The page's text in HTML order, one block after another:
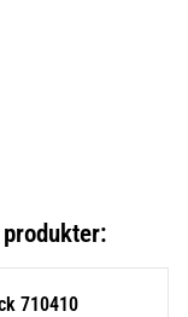
710410